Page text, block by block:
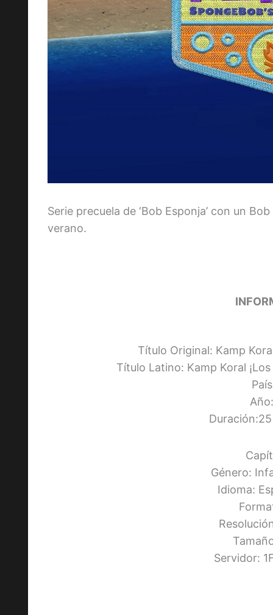
Serie precuela de ‘Bob Esponja’ con un
verano.
Título Original: Kamp
Título Latino: Kamp Koral
Género:
Idioma:
Servidor: